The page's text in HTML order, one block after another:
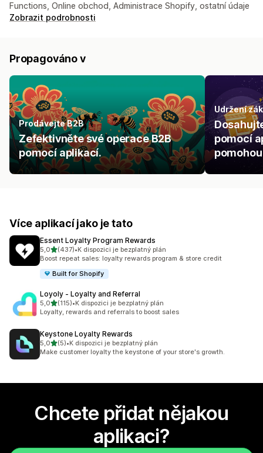
Functions, Online obchod, Administrace Shopify, ostatní údaje
Zobrazit podrobnosti
Propagováno v
Prodávejte B2B
Zefektivněte své operace B2B
pomocí aplikací.
Udržení
pomocí
Více aplikací jako je tato
Essent Loyalty Program Rewards
5,0z 5 hvězd
(437)
Celkový počet recenzí: 437
•K dispozici je bezplatný plán
Boost repeat sales: loyalty rewards program & store credit
Built for Shopify
Loyoly ‑ Loyalty and Referral
5,0z 5 hvězd
(115)
Celkový počet recenzí: 115
•K dispozici je bezplatný plán
Loyalty, rewards and referrals to boost sales
Keystone Loyalty Rewards
5,0z 5 hvězd
(5)
Celkový počet recenzí: 5
•K dispozici je bezplatný plán
Make customer loyalty the keystone of your store's growth.
Chcete přidat nějakou
aplikaci?